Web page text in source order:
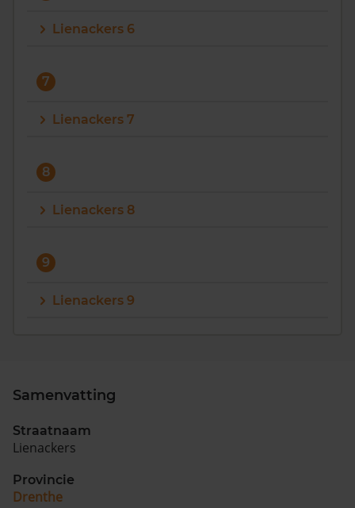
Lienackers 6
7
Lienackers 7
8
Lienackers 8
9
Lienackers 9
Samenvatting
Straatnaam
Lienackers
Provincie
Drenthe